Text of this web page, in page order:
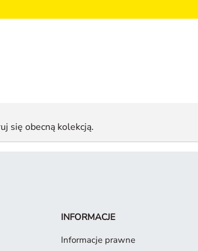
się obecną kolekcją.
INFORMACJE
Informacje prawne